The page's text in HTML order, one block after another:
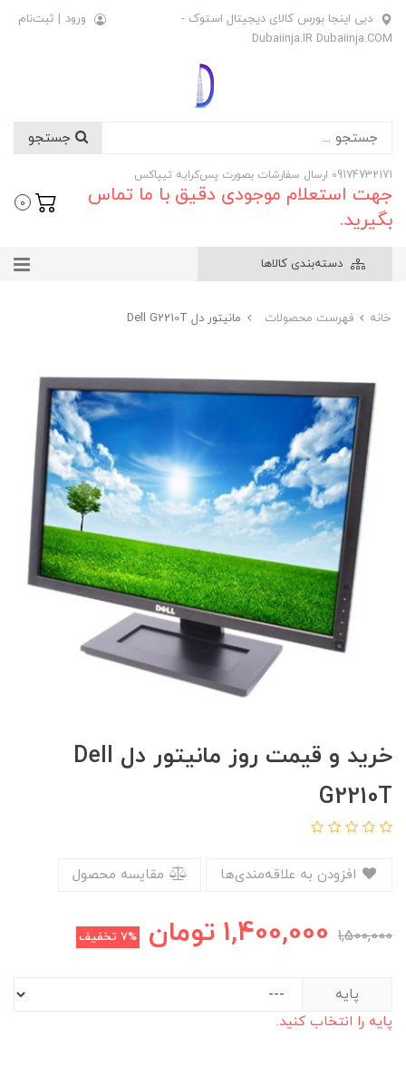
دبی اینجا بورس کالای دیجیتال استوک -
Dubaiinja.IR Dubaiinja.COM
ورود | ثبت‌نام
09174732171 ارسال سفارشات بصورت پس‌کرایه تیپاکس
جهت استعلام موجودی دقیق با ما تماس
بگیرید.
0
دسته‌بندی کالاها
خانه فهرست محصولات مانیتور دل Dell G2210T
خرید و قیمت روز مانیتور دل Dell
G2210T
مقایسه محصول
1,500,000
1,400,000 تومان 7% تخفیف
پایه
پایه را انتخاب کنید.